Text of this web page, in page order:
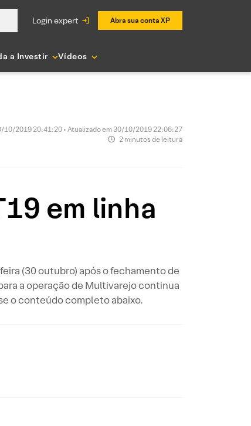
login expert Abra sua conta XP
a Investir Vídeos
10/2019 20:41:20 • Atualizado em 30/10/2019 22:06:27
2 minutos de leitura
em linha
(30 outubro) após o fechamento de
a operação de Multivarejo continua
o conteúdo completo abaixo.